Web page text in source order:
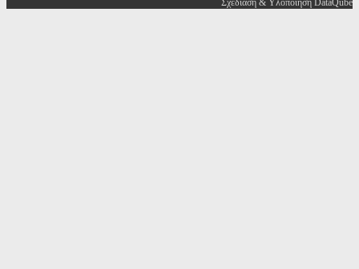
Σχεδίαση & Υλοποίηση DataQube